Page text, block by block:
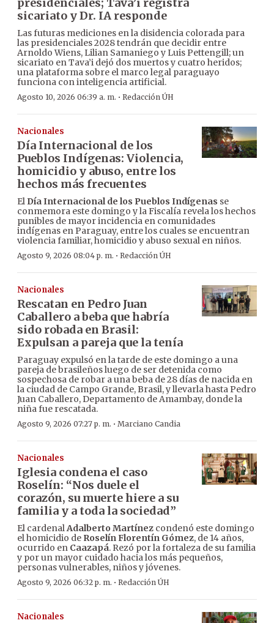
presidenciales; Tava’i registra
sicariato y Dr. IA responde
Las futuras mediciones en la disidencia colorada para
las presidenciales 2028 tendrán que decidir entre
Arnoldo Wiens, Lilian Samaniego y Luis Pettengill; un
sicariato en Tava’i dejó dos muertos y cuatro heridos;
una plataforma sobre el marco legal paraguayo
funciona con inteligencia artificial.
Agosto 10, 2026 06:39 a. m. · Redacción ÚH
Nacionales
Día Internacional de los
Pueblos Indígenas: Violencia,
homicidio y abuso, entre los
hechos más frecuentes
El Día Internacional de los Pueblos Indígenas se
conmemora este domingo y la Fiscalía revela los hechos
punibles de mayor incidencia en comunidades
indígenas en Paraguay, entre los cuales se encuentran
violencia familiar, homicidio y abuso sexual en niños.
Agosto 9, 2026 08:04 p. m. · Redacción ÚH
Nacionales
Rescatan en Pedro Juan
Caballero a beba que habría
sido robada en Brasil:
Expulsan a pareja que la tenía
Paraguay expulsó en la tarde de este domingo a una
pareja de brasileños luego de ser detenida como
sospechosa de robar a una beba de 28 días de nacida en
la ciudad de Campo Grande, Brasil, y llevarla hasta Pedro
Juan Caballero, Departamento de Amambay, donde la
niña fue rescatada.
Agosto 9, 2026 07:27 p. m. · Marciano Candia
Nacionales
Iglesia condena el caso
Roselín: “Nos duele el
corazón, su muerte hiere a su
familia y a toda la sociedad”
El cardenalAdalberto Martínez condenó este domingo
el homicidio de Roselín Florentín Gómez, de 14 años,
ocurrido en Caazapá. Rezó por la fortaleza de su familia
y por un mayor cuidado hacia los más pequeños,
personas vulnerables, niños y jóvenes.
Agosto 9, 2026 06:32 p. m. · Redacción ÚH
Nacionales